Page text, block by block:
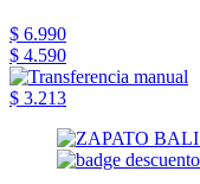
$ 6.990
$ 4.590
$ 3.213